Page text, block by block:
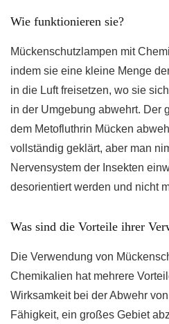
Wie funktionieren sie?
Mückenschutzlampen mit
indem sie eine kleine Menge
in die Luft freisetzen, wo sie
in der Umgebung abwehrt. Der
dem Metofluthrin Mücken
vollständig geklärt, aber man
Nervensystem der Insekten
desorientiert werden und nicht
Was sind die Vorteile ihrer
Die Verwendung von
Chemikalien hat mehrere
Wirksamkeit bei der Abwehr
Fähigkeit, ein großes Gebiet